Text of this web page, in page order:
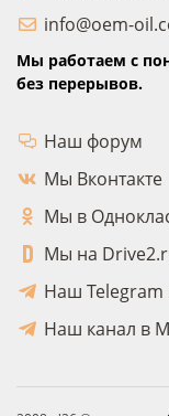
info@oem-
Мы работаем с
без перерывов.
Наш форум
Мы Вконтакте
Мы в
Мы на
Наш Telegram
Наш канал в